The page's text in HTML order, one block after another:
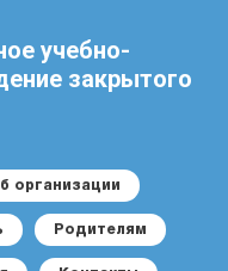
Родителям
7-ая Ремесленная, 77 б
78-49-96